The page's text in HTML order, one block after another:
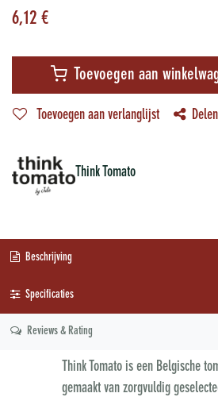
6,12 €
Toevoegen aan
Toevoegen aan verlanglijst Delen
Think Tomato
Beschrijving
Specificaties
Reviews & Rating
Think Tomato is een Belgische
gemaakt van zorgvuldig